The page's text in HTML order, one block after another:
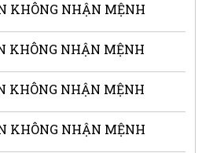
KHÔNG NHẬN MỆNH
KHÔNG NHẬN MỆNH
KHÔNG NHẬN MỆNH
KHÔNG NHẬN MỆNH